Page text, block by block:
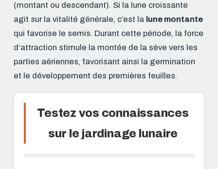
(montant ou descendant). Si la lune croissante
agit sur la vitalité générale, c’est la lune montante
qui favorise le semis. Durant cette période, la force
d’attraction stimule la montée de la sève vers les
parties aériennes, favorisant ainsi la germination
et le développement des premières feuilles.
Testez vos connaissances
sur le jardinage lunaire